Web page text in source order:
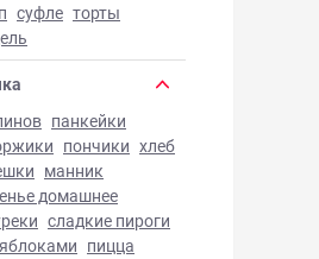
суфле торты
панкейки
пончики хлеб
манник
домашнее
сладкие пироги
пицца